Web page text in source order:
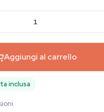
Aggiungi al carrello
inclusa